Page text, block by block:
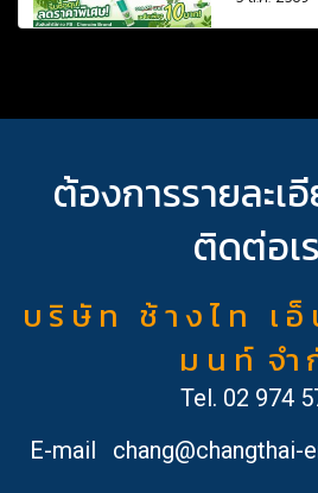
ต้องการรายละเ
ติดต่อเ
บ ริ ษั ท ช้ า ง ไ ท เ อ็
ม น ท์ จำ
Tel. 02 974
E-mail